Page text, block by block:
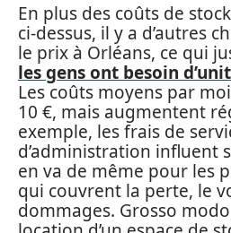
En plus des coûts de
ci-dessus, il y a d’autres
le prix à Orléans, ce qui
les gens ont besoin
Les coûts moyens par
10 €, mais augmentent
exemple, les frais de
d’administration influent
en va de même pour les
qui couvrent la perte, le
dommages. Grosso